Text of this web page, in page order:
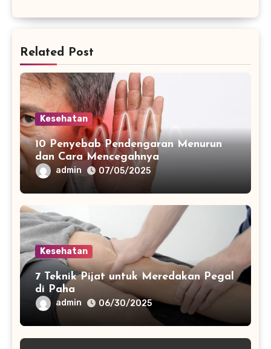
Related Post
Kesehatan
10 Penyebab Pendengaran Menurun
dan Cara Mencegahnya
admin 07/05/2025
Kesehatan
7 Teknik Pijat untuk Meredakan Pegal
di Paha
admin 06/30/2025